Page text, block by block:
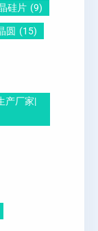
说
明
硅片 (9)
圆 (15)
产厂家|